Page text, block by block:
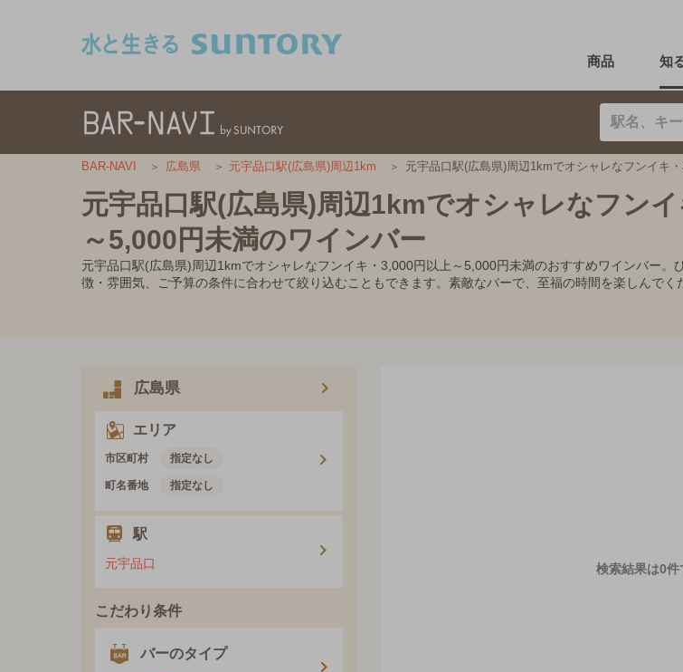
商品 知
BAR-NAVI 広島県 元宇品口駅(広島県)周辺1km 元宇品口駅(広島県)周辺1kmでオシャレなフンイキ
元宇品口駅(広島県)周辺1kmでオシャレなフン
～5,000円未満のワインバー
元宇品口駅(広島県)周辺1kmでオシャレなフンイキ・3,000円以上～5,000円未満のおすすめワインバー
徴・雰囲気、ご予算の条件に合わせて絞り込むこともできます。素敵なバーで、至福の時間を楽しんでく
広島県
エリア
市区町村 指定なし
町名番地 指定なし
駅
元宇品口
こだわり条件
バーのタイプ
検索結果は0件